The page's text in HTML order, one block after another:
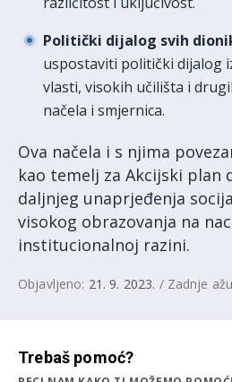
Politički dijalog svih
uspostaviti politički dijalog
vlasti, visokih učilišta i
načela i smjernica.
Ova načela i s njima
kao temelj za Akcijski plan
daljnjeg unaprjeđenja
visokog obrazovanja na
institucionalnoj razini.
Objavljeno: 21. 9. 2023. / Zadnje
Trebaš pomoć?